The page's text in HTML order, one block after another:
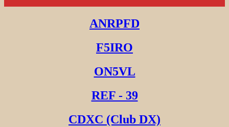
ANRPFD
F5IRO
ON5VL
REF - 39
CDXC (Club DX)